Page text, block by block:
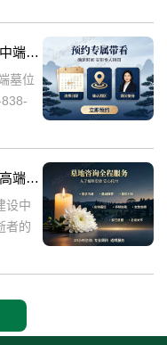
清东陵万佛园皇家景观墓碑分层底价 中端墓位限时直降上万
墓位
的皇
清东陵万佛园景观艺术墓碑完整报价 高端墓型大额直降活动详解
设中
者的
文